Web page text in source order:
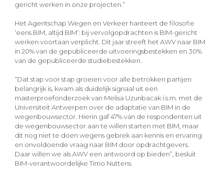
gericht werken in onze projecten.”
Het Agentschap Wegen en Verkeer hanteert de filosofie
‘eens BIM, altijd BIM’: bij vervolgopdrachten is BIM-gericht
werken voortaan verplicht. Dit jaar streeft het AWV naar BIM
in 20% van de gepubliceerde uitvoeringsbestekken en 30%
van de gepubliceerde studiebestekken.
“Dat stap voor stap groeien voor alle betrokken partijen
belangrijk is, kwam als duidelijk signaal uit een
masterproefonderzoek van Melisa Uzunbacak i.s.m. met de
Universiteit Antwerpen over de adaptatie van BIM in de
wegenbouwsector. Hierin gaf 47% van de respondenten uit
de wegenbouwsector aan te willen starten met BIM, maar
dit nog niet te doen wegens gebrek aan kennis en ervaring
en onvoldoende vraag naar BIM door opdrachtgevers.
Daar willen we als AWV een antwoord op bieden”, besluit
BIM-verantwoordelijke Timo Nuttens.